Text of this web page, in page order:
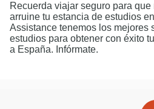
Recuerda viajar seguro para
arruine tu estancia de estudios
Assistance tenemos los mejores
estudios para obtener con éxito
a España. Infórmate.